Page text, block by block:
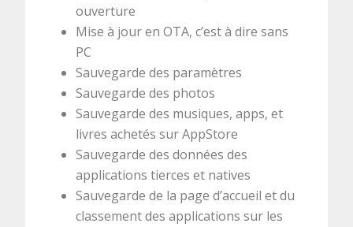
ouverture
Mise à jour en OTA, c’est à dire sans
PC
Sauvegarde des paramètres
Sauvegarde des photos
Sauvegarde des musiques, apps, et
livres achetés sur AppStore
Sauvegarde des données des
applications tierces et natives
Sauvegarde de la page d’accueil et du
classement des applications sur les